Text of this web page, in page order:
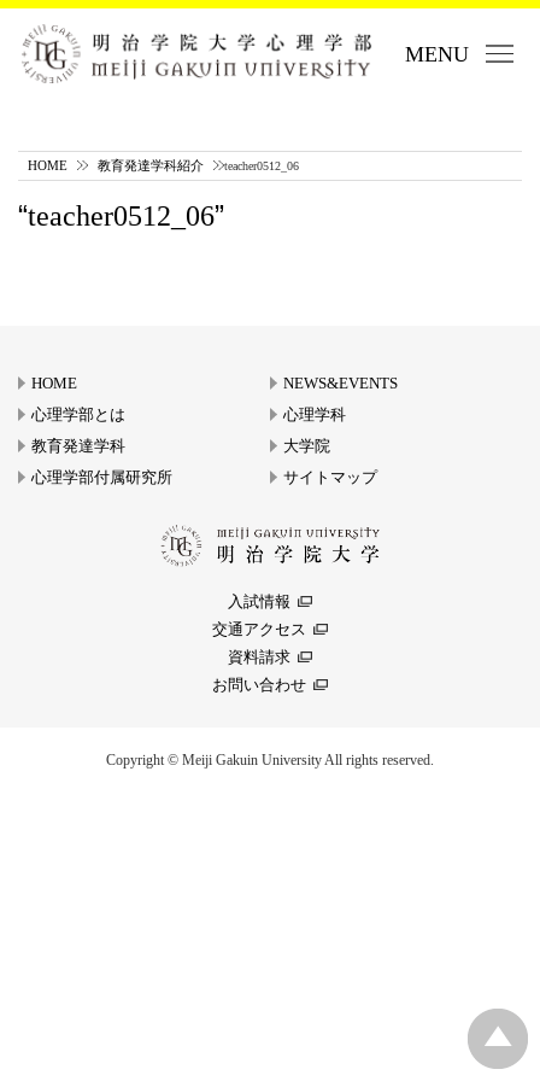
MENU
HOME 教育発達学科紹介 teacher0512_06
teacher0512_06
HOME
NEWS&EVENTS
心理学部とは
心理学科
教育発達学科
大学院
心理学部付属研究所
サイトマップ
入試情報
交通アクセス
資料請求
お問い合わせ
Copyright © Meiji Gakuin University All rights reserved.